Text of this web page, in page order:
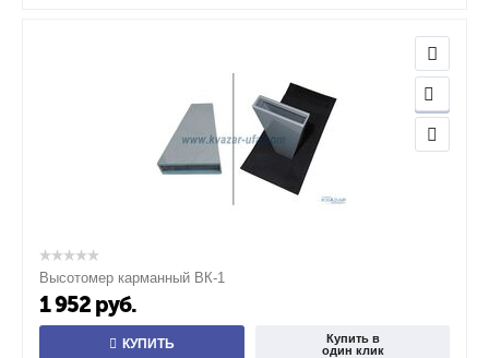
Высотомер карманный ВК-1
1 952 руб.
КУПИТЬ
Купить в
один клик